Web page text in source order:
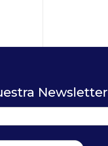
Newsletter